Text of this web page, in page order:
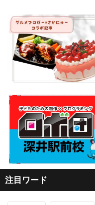
注目ワード